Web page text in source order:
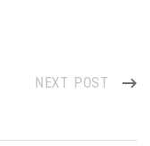
NEXT POST